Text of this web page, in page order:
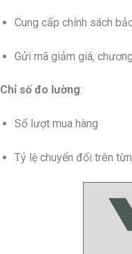
Cung cấp chính sách
Gửi mã giảm giá,
Chỉ số đo lường:
Số lượt mua hàng
Tỷ lệ chuyển đổi trên